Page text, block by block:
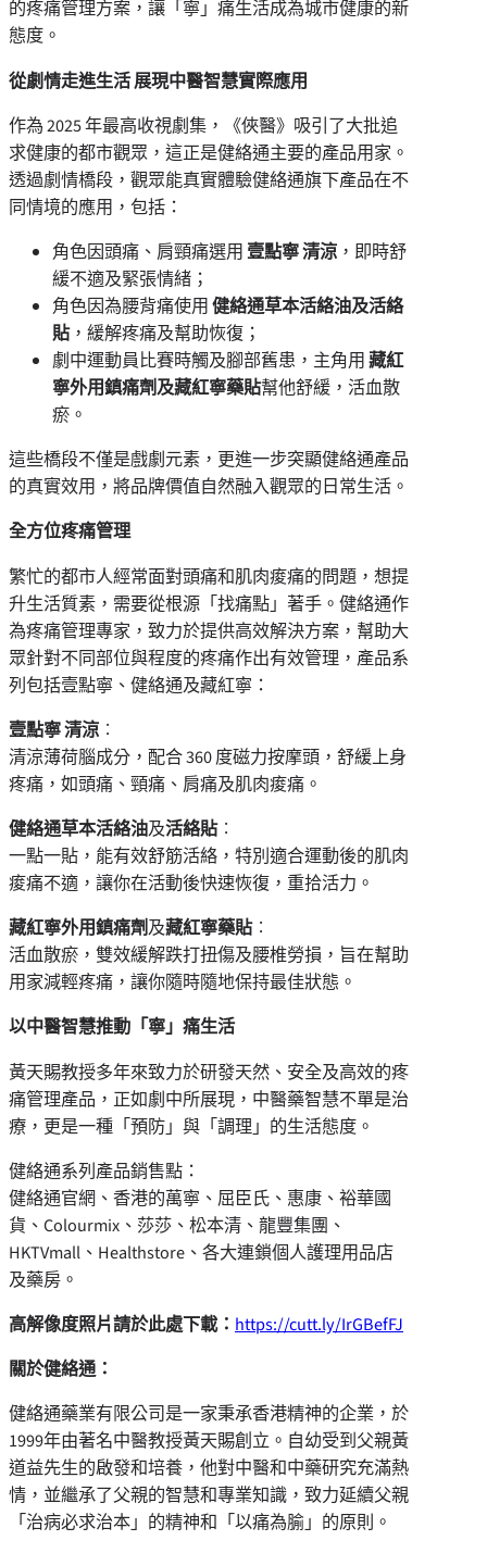
的疼痛管理方案，讓「寧」痛生活成為城市健康的新
態度。
從劇情走進生活 展現中醫智慧實際應用
作為 2025 年最高收視劇集，《俠醫》吸引了大批追
求健康的都市觀眾，這正是健絡通主要的產品用家。
透過劇情橋段，觀眾能真實體驗健絡通旗下產品在不
同情境的應用，包括：
角色因頭痛、肩頸痛選用壹點寧 清涼 ，即時舒
緩不適及緊張情緒；
角色因為腰背痛使用健絡通草本活絡油及活絡
貼，緩解疼痛及幫助恢復；
劇中運動員比賽時觸及腳部舊患，主角用藏紅
寧外用鎮痛劑及藏紅寧藥貼幫他舒緩，活血散
瘀。
這些橋段不僅是戲劇元素，更進一步突顯健絡通產品
的真實效用，將品牌價值自然融入觀眾的日常生活。
全方位疼痛管理
繁忙的都市人經常面對頭痛和肌肉痠痛的問題，想提
升生活質素，需要從根源「找痛點」著手。健絡通作
為疼痛管理專家，致力於提供高效解決方案，幫助大
眾針對不同部位與程度的疼痛作出有效管理，產品系
列包括壹點寧、健絡通及藏紅寧：
壹點寧 清涼 ︰
清涼薄荷腦成分，配合 360 度磁力按摩頭，舒緩上身
疼痛，如頭痛、頸痛、肩痛及肌肉痠痛。
健絡通草本活絡油及活絡貼︰
一點一貼，能有效舒筋活絡，特別適合運動後的肌肉
痠痛不適，讓你在活動後快速恢復，重拾活力。
藏紅寧外用鎮痛劑及藏紅寧藥貼︰
活血散瘀，雙效緩解跌打扭傷及腰椎勞損，旨在幫助
用家減輕疼痛，讓你隨時隨地保持最佳狀態。
以中醫智慧推動「寧」痛生活
黃天賜教授多年來致力於研發天然、安全及高效的疼
痛管理產品，正如劇中所展現，中醫藥智慧不單是治
療，更是一種「預防」與「調理」的生活態度。
健絡通系列產品銷售點：
健絡通官網、香港的萬寧、屈臣氏、惠康、裕華國
貨、Colourmix、莎莎、松本清、龍豐集團、
HKTVmall、Healthstore、各大連鎖個人護理用品店
及藥房。
高解像度照片請於此處下載： https://cutt.ly/IrGBefFJ
關於健絡通：
健絡通藥業有限公司是一家秉承香港精神的企業，於
1999年由著名中醫教授黃天賜創立。自幼受到父親黃
道益先生的啟發和培養，他對中醫和中藥研究充滿熱
情，並繼承了父親的智慧和專業知識，致力延續父親
「治病必求治本」的精神和「以痛為腧」的原則。